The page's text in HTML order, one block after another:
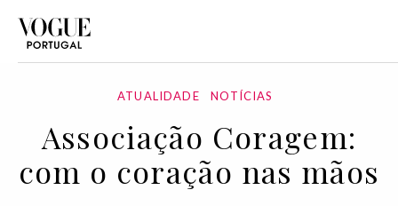
ATUALIDADE NOTÍCIAS
Associação Coragem:
com o coração nas mãos